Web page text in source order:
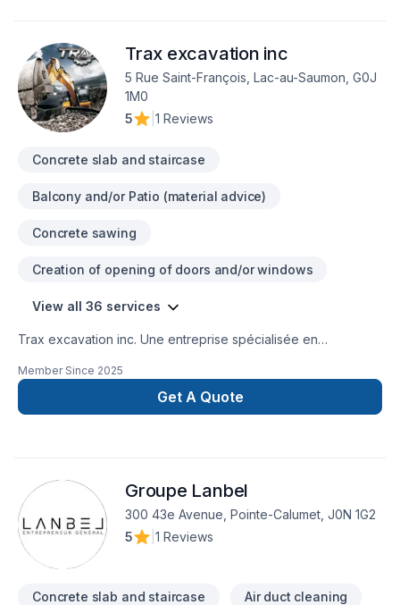
Trax excavation inc
5 Rue Saint-François, Lac-au-Saumon, G0J
1M0
5
1 Reviews
Concrete slab and staircase
Balcony and/or Patio (material advice)
Concrete sawing
Creation of opening of doors and/or windows
View all 36 services
Trax excavation inc. Une entreprise spécialisée en
soutènement, pavés unis, travaux de béton, drain français,
imperméabilisation de fondations et aussi, ventes de produits
tels que pavés, dalles, agrégats et plus. Service rapide et
Member Since 2025
Get A Quote
Groupe Lanbel
300 43e Avenue, Pointe-Calumet, J0N 1G2
5
1 Reviews
Concrete slab and staircase Air duct cleaning